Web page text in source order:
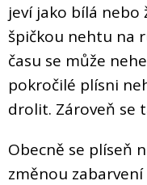
jeví jako bílá
špičkou nehtu na
času se může
pokročilé plísni
drolit. Zároveň se
Obecně se plíseň
změnou